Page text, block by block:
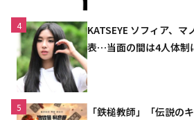
4
KATSEYE ソフィア、
表…当面の間は4人体制
5
「鉄槌教師」「伝説の